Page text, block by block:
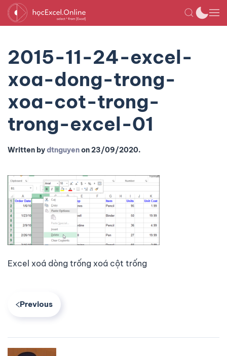
2015-11-24-excel-
xoa-dong-trong-
xoa-cot-trong-
trong-excel-01
Written bydtnguyenon23/09/2020.
Excel xoá dòng trống xoá cột trống
Previous